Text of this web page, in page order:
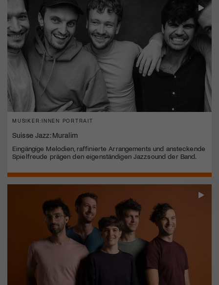
MUSIKER:INNEN PORTRAIT
Suisse Jazz: Muralim
Eingängige Melodien, raffinierte Arrangements und ansteckende
Spielfreude prägen den eigenständigen Jazzsound der Band.